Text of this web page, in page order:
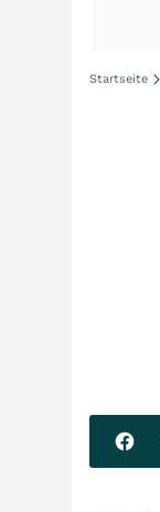
Startseite